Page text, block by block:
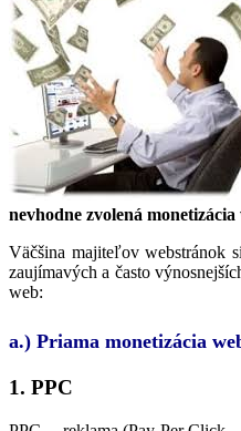
nevhodne zvolená
Väčšina majiteľov webstránok
zaujímavých a často
web:
a.) Priama monetizácia
1. PPC